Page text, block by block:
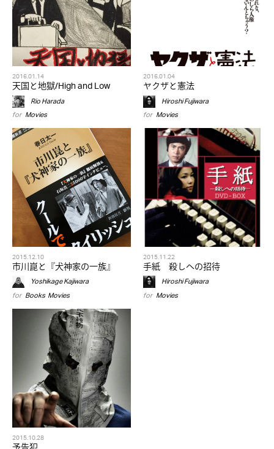
2016.01.14
天国と地獄/High and Low
Rio Harada
for Movies
2016.01.04
ヤクザと憲法
Hiroshi Fujiwara
for Movies
2015.12.10
市川崑と『犬神家の一族』
Yoshikage Kajiwara
for Books,Movies
2015.11.22
手紙 殺しへの招待
Hiroshi Fujiwara
for Movies
2015.10.28